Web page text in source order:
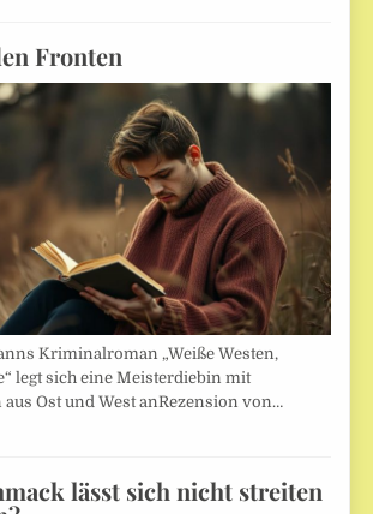
Fronten
Kriminalroman „Weiße Westen,
legt sich eine Meisterdiebin mit
Ost und West anRezension von…
lässt sich nicht streiten